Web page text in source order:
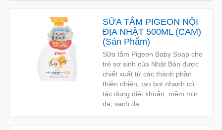
SỮA TẮM PIGEON NỘI
ĐỊA NHẬT 500ML (CAM)
(Sản Phẩm)
Sữa tắm Pigeon Baby Soap cho
trẻ sơ sinh của Nhật Bản được
chiết xuất từ các thành phần
thiên nhiên, tạo bọt nhanh có
tác dụng diệt khuẩn, mềm mịn
da, sạch da.